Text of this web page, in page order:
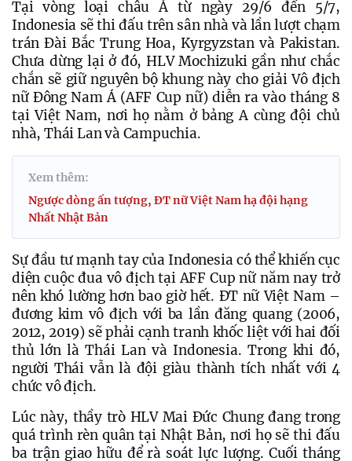
Tại vòng loại châu Á từ ngày 29/6 đến 5/7,
Indonesia sẽ thi đấu trên sân nhà và lần lượt chạm
trán Đài Bắc Trung Hoa, Kyrgyzstan và Pakistan.
Chưa dừng lại ở đó, HLV Mochizuki gần như chắc
chắn sẽ giữ nguyên bộ khung này cho giải Vô địch
nữ Đông Nam Á (AFF Cup nữ) diễn ra vào tháng 8
tại Việt Nam, nơi họ nằm ở bảng A cùng đội chủ
nhà, Thái Lan và Campuchia.
Xem thêm:
Ngược dòng ấn tượng, ĐT nữ Việt Nam hạ đội hạng
Nhất Nhật Bản
Sự đầu tư mạnh tay của Indonesia có thể khiến cục
diện cuộc đua vô địch tại AFF Cup nữ năm nay trở
nên khó lường hơn bao giờ hết. ĐT nữ Việt Nam –
đương kim vô địch với ba lần đăng quang (2006,
2012, 2019) sẽ phải cạnh tranh khốc liệt với hai đối
thủ lớn là Thái Lan và Indonesia. Trong khi đó,
người Thái vẫn là đội giàu thành tích nhất với 4
chức vô địch.
Lúc này, thầy trò HLV Mai Đức Chung đang trong
quá trình rèn quân tại Nhật Bản, nơi họ sẽ thi đấu
ba trận giao hữu để rà soát lực lượng. Cuối tháng